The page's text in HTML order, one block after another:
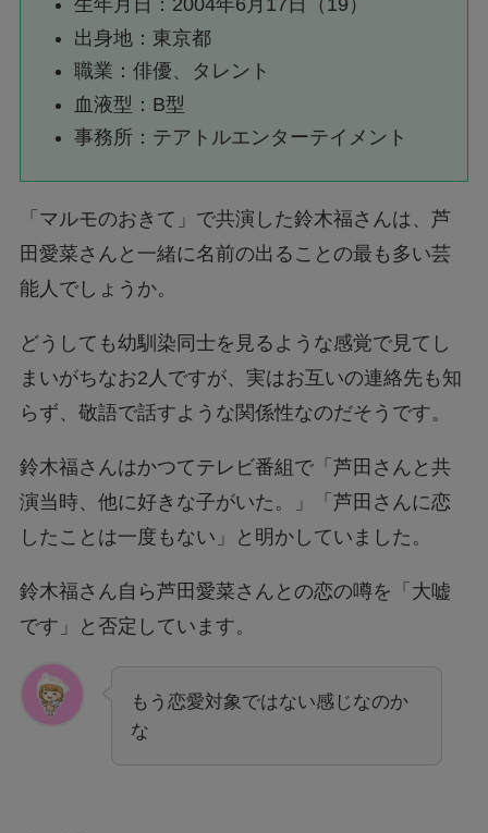
生年月日：2004年6月17日（19）
出身地：東京都
職業：俳優、タレント
血液型：B型
事務所：テアトルエンターテイメント
「マルモのおきて」で共演した鈴木福さんは、芦
田愛菜さんと一緒に名前の出ることの最も多い芸
能人でしょうか。
どうしても幼馴染同士を見るような感覚で見てし
まいがちなお2人ですが、実はお互いの連絡先も知
らず、敬語で話すような関係性なのだそうです。
鈴木福さんはかつてテレビ番組で「芦田さんと共
演当時、他に好きな子がいた。」「芦田さんに恋
したことは一度もない」と明かしていました。
鈴木福さん自ら芦田愛菜さんとの恋の噂を「大嘘
です」と否定しています。
もう恋愛対象ではない感じなのか
な